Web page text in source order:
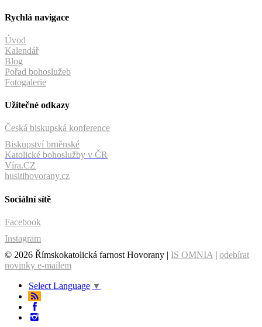
Rychlá navigace
Úvod
Kalendář
Blog
Pořad bohoslužeb
Fotogalerie
Užitečné odkazy
Česká biskupská konference
Biskupství brněnské
Katolické bohoslužby v ČR
Víra.CZ
husitihovorany.cz
Sociální sítě
Facebook
Instagram
© 2026 Římskokatolická farnost Hovorany | IS OMNIA | odebírat
novinky e-mailem
Select Language ▼